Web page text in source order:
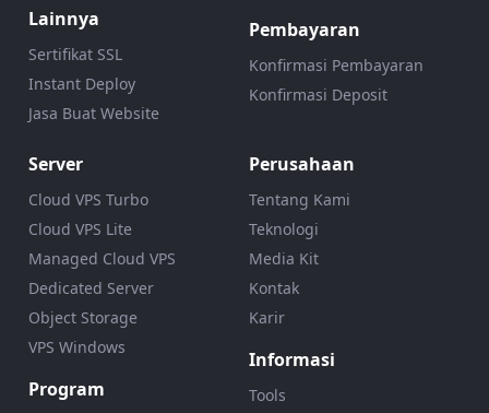
Lainnya
Sertifikat SSL
Instant Deploy
Jasa Buat Website
Pembayaran
Konfirmasi Pembayaran
Konfirmasi Deposit
Server
Cloud VPS Turbo
Cloud VPS Lite
Managed Cloud VPS
Dedicated Server
Object Storage
VPS Windows
Program
Perusahaan
Tentang Kami
Teknologi
Media Kit
Kontak
Karir
Informasi
Tools